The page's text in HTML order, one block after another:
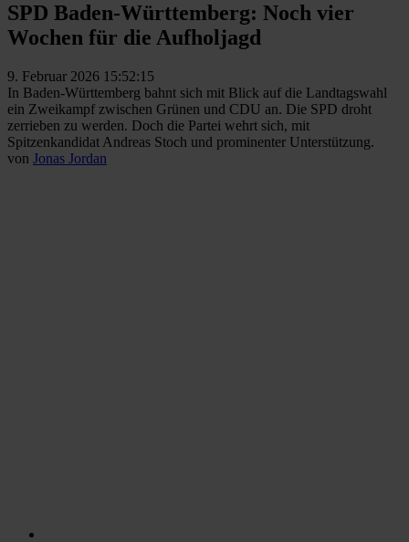
SPD Baden-Württemberg: Noch vier
Wochen für die Aufholjagd
9. Februar 2026 15:52:15
In Baden-Württemberg bahnt sich mit Blick auf die Landtagswahl
ein Zweikampf zwischen Grünen und CDU an. Die SPD droht
zerrieben zu werden. Doch die Partei wehrt sich, mit
Spitzenkandidat Andreas Stoch und prominenter Unterstützung.
von Jonas Jordan